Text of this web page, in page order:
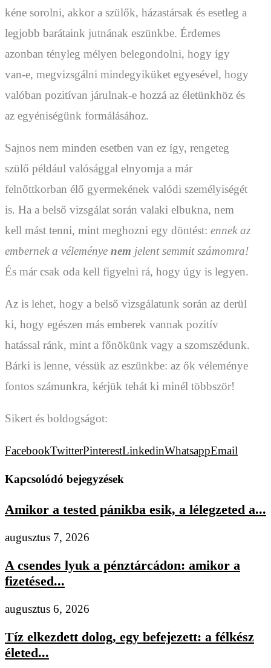
kéne sorolni, akkor a szülők, házastársak és esetleg a
legjobb barátaink jutnának eszünkbe. Érdemes
azonban tényleg mélyen belegondolni, hogy így
van-e, megvizsgálni mindegyiküket egyesével, hogy
valóban pozitívan járulnak-e hozzá az életünkhöz és
az egyéniségünk formálásához.
Sajnos nem minden esetben van ez így, rengeteg
szülő például valósággal elnyomja a már
felnőttkorban élő gyermekének valódi személyiségét
is. Ha a belső vizsgálat során valaki elbukna, nem
kell mást tenni, mint meghozni egy döntést: ennek az
embernek a véleménye nem jelent semmit számomra!
És már csak oda kell figyelni rá, hogy úgy is legyen.
Az is lehet, hogy a belső vizsgálatunk során az derül
ki, hogy egészen más emberek vannak pozitív
hatással ránk, mint a főnökünk vagy a szomszédunk.
Bárki is lenne, véssük az eszünkbe: az ők véleménye
fontos számunkra, kérjük tehát ki minél többször!
Sikert és boldogságot:
FacebookTwitterPinterestLinkedinWhatsappEmail
Kapcsolódó bejegyzések
Amikor a tested pánikba esik, a lélegzeted a...
augusztus 7, 2026
A csendes lyuk a pénztárcádon: amikor a
fizetésed...
augusztus 6, 2026
Tíz elkezdett dolog, egy befejezett: a félkész
életed...